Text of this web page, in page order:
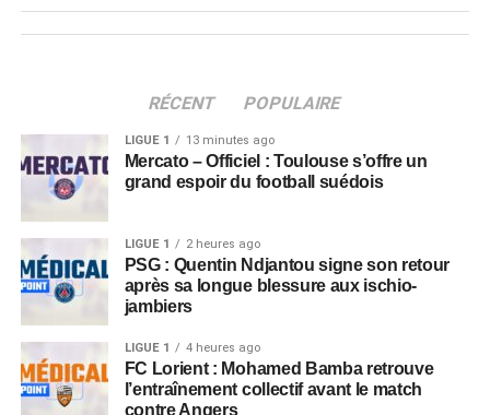
RÉCENT POPULAIRE
LIGUE 1 13 minutes ago
Mercato – Officiel : Toulouse s’offre un
grand espoir du football suédois
LIGUE 1 2 heures ago
PSG : Quentin Ndjantou signe son retour
après sa longue blessure aux ischio-
jambiers
LIGUE 1 4 heures ago
FC Lorient : Mohamed Bamba retrouve
l’entraînement collectif avant le match
contre Angers